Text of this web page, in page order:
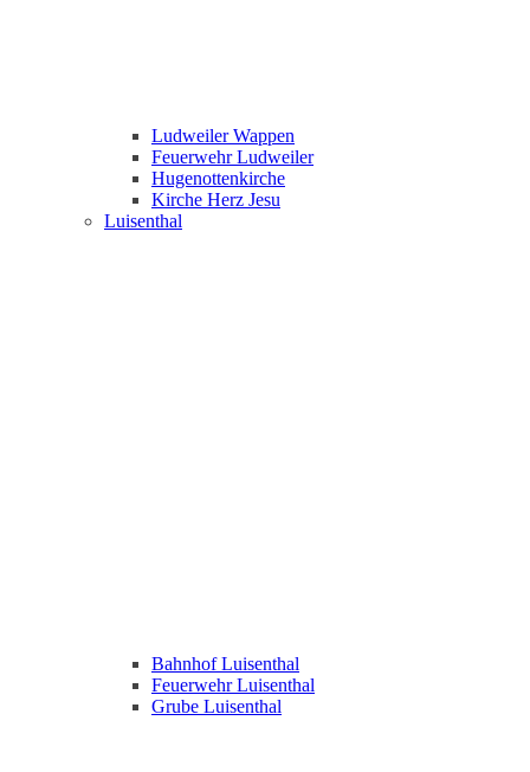
Ludweiler Wappen
Feuerwehr Ludweiler
Hugenottenkirche
Kirche Herz Jesu
Luisenthal
Bahnhof Luisenthal
Feuerwehr Luisenthal
Grube Luisenthal